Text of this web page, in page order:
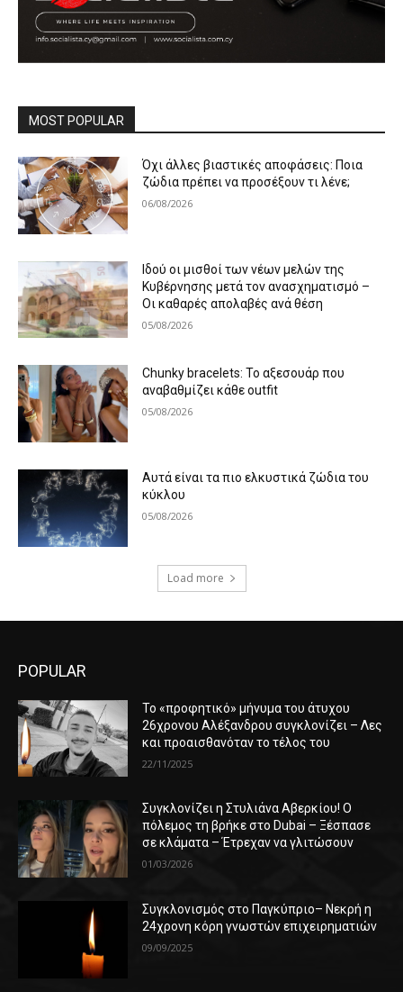
MOST POPULAR
Όχι άλλες βιαστικές αποφάσεις: Ποια
ζώδια πρέπει να προσέξουν τι λένε;
06/08/2026
Ιδού οι μισθοί των νέων μελών της
Κυβέρνησης μετά τον ανασχηματισμό –
Οι καθαρές απολαβές ανά θέση
05/08/2026
Chunky bracelets: Το αξεσουάρ που
αναβαθμίζει κάθε outfit
05/08/2026
Αυτά είναι τα πιο ελκυστικά ζώδια του
κύκλου
05/08/2026
Load more
POPULAR
Το «προφητικό» μήνυμα του άτυχου
26χρονου Αλέξανδρου συγκλονίζει – Λες
και προαισθανόταν το τέλος του
22/11/2025
Συγκλονίζει η Στυλιάνα Αβερκίου! Ο
πόλεμος τη βρήκε στο Dubai – Ξέσπασε
σε κλάματα – Έτρεχαν να γλιτώσουν
01/03/2026
Συγκλονισμός στο Παγκύπριο– Νεκρή η
24χρονη κόρη γνωστών επιχειρηματιών
09/09/2025